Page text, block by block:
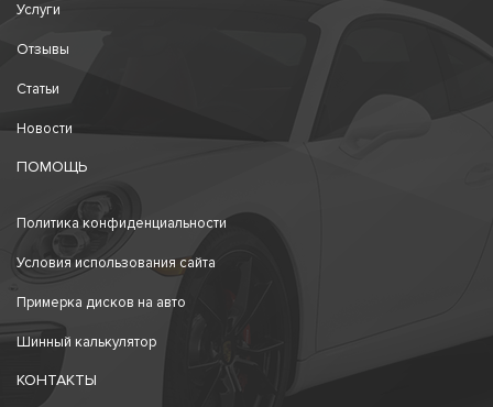
Услуги
Отзывы
Статьи
Новости
ПОМОЩЬ
Политика конфиденциальности
Условия использования сайта
Примерка дисков на авто
Шинный калькулятор
КОНТАКТЫ